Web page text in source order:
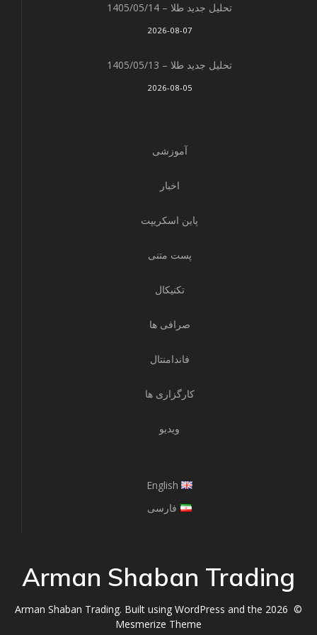
تحلیل جدید طلا – 1405/05/14
2026-08-07
تحلیل جدید طلا – 1405/05/13
2026-08-05
آموزشی
اخبار
پاین اسکریپت
پست متنی
تکنیکال
صرافی ها
فاندامنتال
کارگزاری ها
ویدیو
English
فارسی
Arman Shaban Trading
© 2026 Arman Shaban Trading. Built using WordPress and the
Mesmerize Theme